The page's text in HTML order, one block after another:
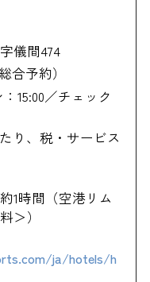
儀間474
合予約）
15:00／チェック
り、税・サービス
1時間（空港リム
＞）
ja/hotels/h